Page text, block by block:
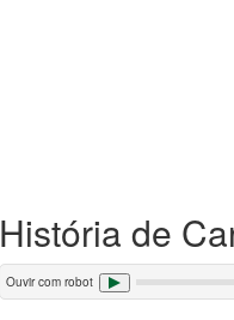
História de
Ouvir com robot